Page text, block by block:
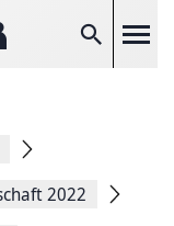
Suche
2022